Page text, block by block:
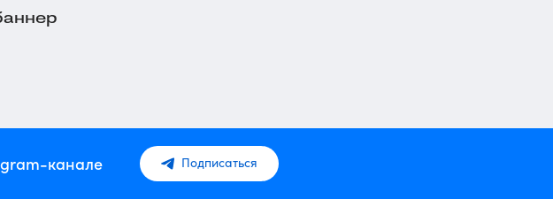
канале Подписаться